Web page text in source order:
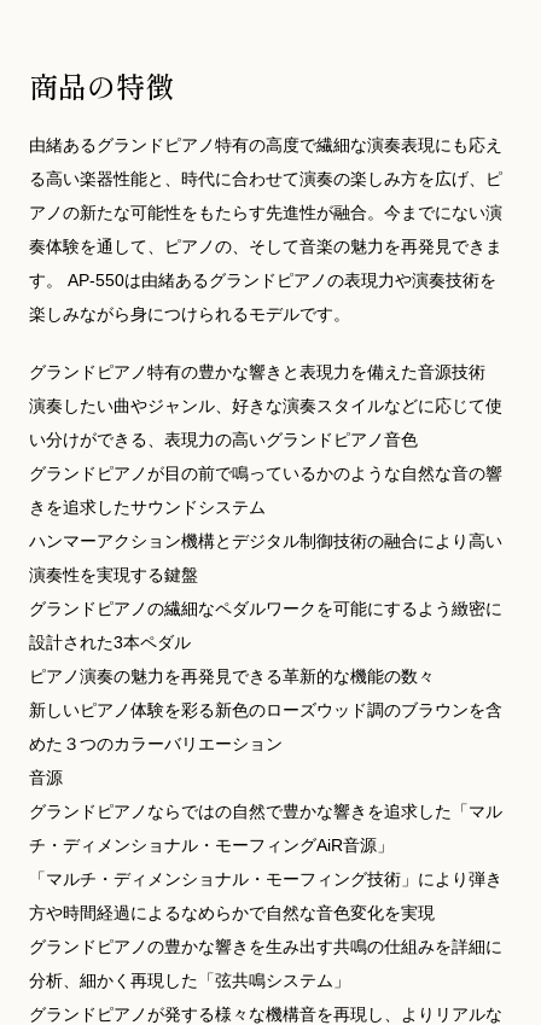
商品の特徴
由緒あるグランドピアノ特有の高度で繊細な演奏表現にも応え
る高い楽器性能と、時代に合わせて演奏の楽しみ方を広げ、ピ
アノの新たな可能性をもたらす先進性が融合。今までにない演
奏体験を通して、ピアノの、そして音楽の魅力を再発見できま
す。 AP-550は由緒あるグランドピアノの表現力や演奏技術を
楽しみながら身につけられるモデルです。
グランドピアノ特有の豊かな響きと表現力を備えた音源技術
演奏したい曲やジャンル、好きな演奏スタイルなどに応じて使
い分けができる、表現力の高いグランドピアノ音色
グランドピアノが目の前で鳴っているかのような自然な音の響
きを追求したサウンドシステム
ハンマーアクション機構とデジタル制御技術の融合により高い
演奏性を実現する鍵盤
グランドピアノの繊細なペダルワークを可能にするよう緻密に
設計された3本ペダル
ピアノ演奏の魅力を再発見できる革新的な機能の数々
新しいピアノ体験を彩る新色のローズウッド調のブラウンを含
めた３つのカラーバリエーション
音源
グランドピアノならではの自然で豊かな響きを追求した「マル
チ・ディメンショナル・モーフィングAiR音源」
「マルチ・ディメンショナル・モーフィング技術」により弾き
方や時間経過によるなめらかで自然な音色変化を実現
グランドピアノの豊かな響きを生み出す共鳴の仕組みを詳細に
分析、細かく再現した「弦共鳴システム」
グランドピアノが発する様々な機構音を再現し、よりリアルな